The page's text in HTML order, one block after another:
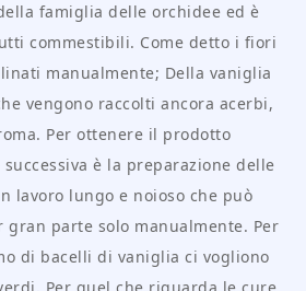
famiglia delle orchidee ed è
commestibili. Come detto i fiori
manualmente; Della vaniglia
vengono raccolti ancora acerbi,
Per ottenere il prodotto
è la preparazione delle
lavoro lungo e noioso che può
gran parte solo manualmente. Per
di bacelli di vaniglia ci vogliono